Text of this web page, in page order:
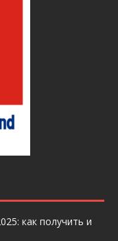
как получить и